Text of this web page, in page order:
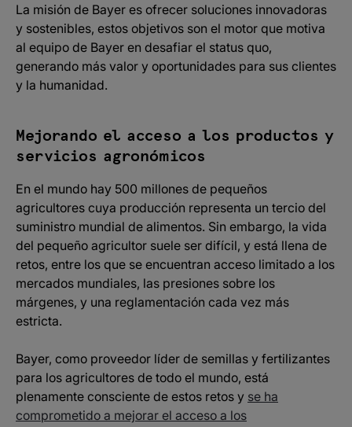
La misión de Bayer es ofrecer soluciones innovadoras
y sostenibles, estos objetivos son el motor que motiva
al equipo de Bayer en desafiar el status quo,
generando más valor y oportunidades para sus clientes
y la humanidad.
Mejorando el acceso a los productos y
servicios agronómicos
En el mundo hay 500 millones de pequeños
agricultores cuya producción representa un tercio del
suministro mundial de alimentos. Sin embargo, la vida
del pequeño agricultor suele ser difícil, y está llena de
retos, entre los que se encuentran acceso limitado a los
mercados mundiales, las presiones sobre los
márgenes, y una reglamentación cada vez más
estricta.
Bayer, como proveedor líder de semillas y fertilizantes
para los agricultores de todo el mundo, está
plenamente consciente de estos retos y se ha
comprometido a mejorar el acceso a los